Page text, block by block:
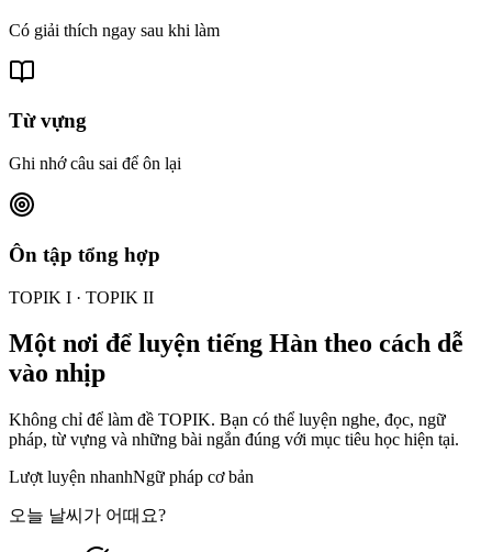
Có giải thích ngay sau khi làm
Từ vựng
Ghi nhớ câu sai để ôn lại
Ôn tập tổng hợp
TOPIK I · TOPIK II
Một nơi để luyện tiếng Hàn theo cách dễ
vào nhịp
Không chỉ để làm đề TOPIK. Bạn có thể luyện nghe, đọc, ngữ
pháp, từ vựng và những bài ngắn đúng với mục tiêu học hiện tại.
Lượt luyện nhanhNgữ pháp cơ bản
오늘 날씨가 어때요?